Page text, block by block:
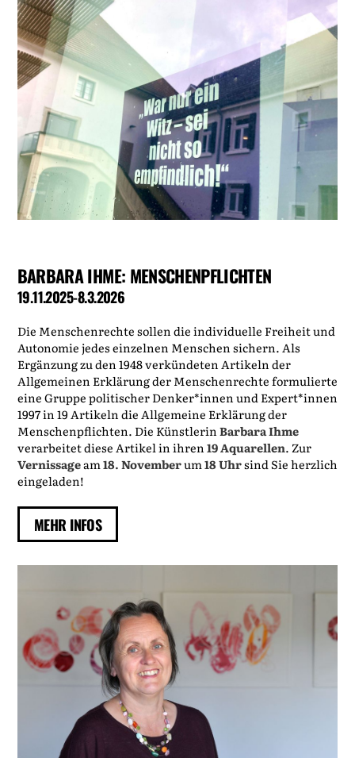
BARBARA IHME: MENSCHENPFLICHTEN
19.11.2025-8.3.2026
Die Menschenrechte sollen die individuelle Freiheit und
Autonomie jedes einzelnen Menschen sichern. Als
Ergänzung zu den 1948 verkündeten Artikeln der
Allgemeinen Erklärung der Menschenrechte formulierte
eine Gruppe politischer Denker*innen und Expert*innen
1997 in 19 Artikeln die Allgemeine Erklärung der
Menschenpflichten. Die KünstlerinBarbara Ihme
verarbeitet diese Artikel in ihren19 Aquarellen. Zur
Vernissageam18. Novemberum18 Uhrsind Sie herzlich
eingeladen!
MEHR INFOS